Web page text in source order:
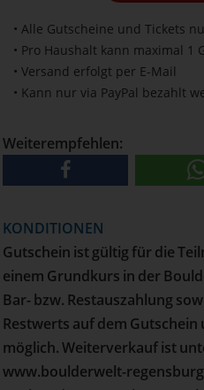
• Alle Gutscheine und Tickets
• Pro Haushalt kann maximal 1
• Versand erfolgt per E-Mail
• Kann nur via PayPal bezahlt
Weiterempfehlen:
KONDITIONEN
Gutschein ist gültig für die
einem Grundkurs in der
Bar- bzw. Restauszahlung
Restwerts auf dem
möglich. Weiterverkauf ist
www.boulderwelt-